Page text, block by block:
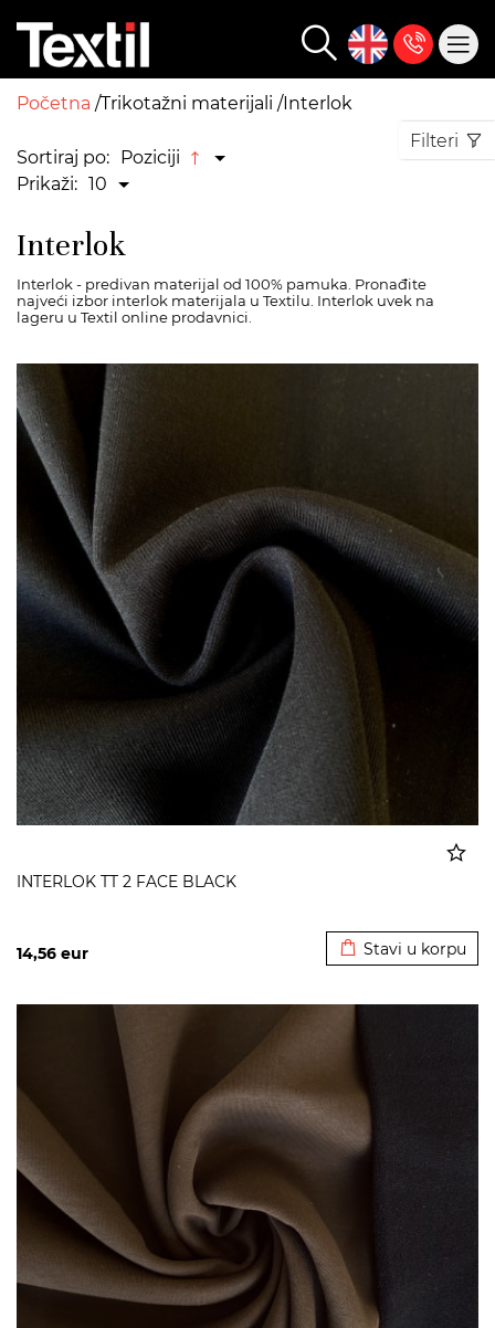
Početna Trikotažni materijali Interlok
Sortiraj po: Poziciji
Prikaži: 10
Filteri
Interlok
Interlok - predivan materijal od 100% pamuka. Pronađite
najveći izbor interlok materijala u Textilu. Interlok uvek na
lageru u Textil online prodavnici.
INTERLOK TT 2 FACE BLACK
14,56 eur Stavi u korpu